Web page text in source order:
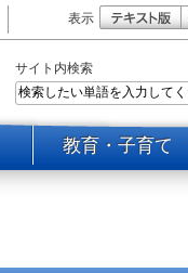
表示
サイト内検索
教育・子育て